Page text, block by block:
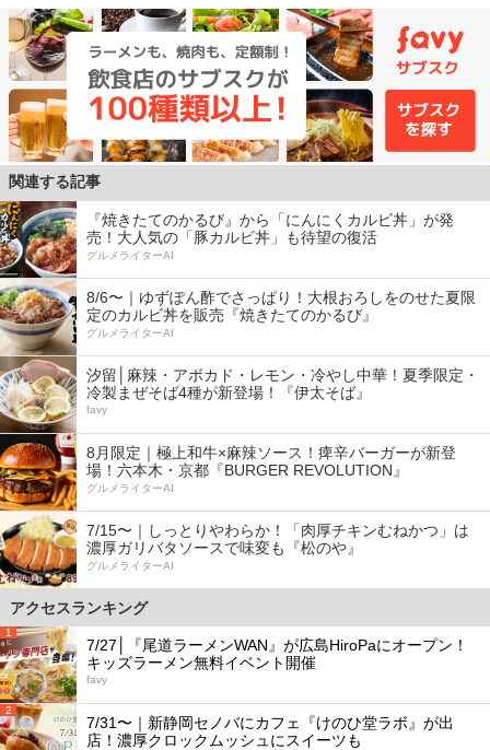
関連する記事
『焼きたてのかるび』から「にんにくカルビ丼」が発
売！大人気の「豚カルビ丼」も待望の復活
グルメライターAI
8/6〜｜ゆずぽん酢でさっぱり！大根おろしをのせた夏限
定のカルビ丼を販売『焼きたてのかるび』
グルメライターAI
汐留│麻辣・アボカド・レモン・冷やし中華！夏季限定・
冷製まぜそば4種が新登場！『伊太そば』
favy
8月限定｜極上和牛×麻辣ソース！痺辛バーガーが新登
場！六本木・京都『BURGER REVOLUTION』
グルメライターAI
7/15〜｜しっとりやわらか！「肉厚チキンむねかつ」は
濃厚ガリバタソースで味変も『松のや』
グルメライターAI
アクセスランキング
1
7/27│『尾道ラーメンWAN』が広島HiroPaにオープン！
キッズラーメン無料イベント開催
favy
2
7/31〜｜新静岡セノバにカフェ『けのひ堂ラボ』が出
店！濃厚クロックムッシュにスイーツも